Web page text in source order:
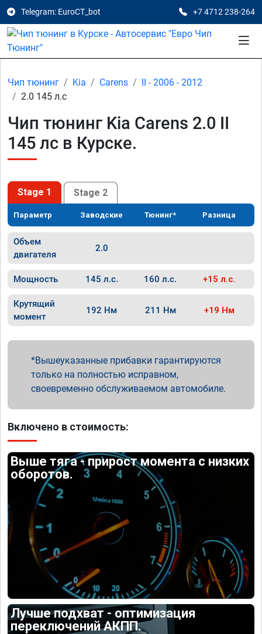
Telegram: EuroCT_bot +7 4712 238-264
Чип тюнинг Kia Carens
II - 2006 - 2012
2.0 145 л.с
Чип тюнинг Kia Carens 2.0 II
145 лс в Курске.
Stage 1 Stage 2
Параметр Заводские Тюнинг* Разница
Объем
двигателя
2.0
Мощность 145 л.с. 160 л.с. +15 л.с.
Крутящий
момент
192 Нм 211 Нм +19 Нм
Вышеуказанные прибавки гарантируются
только на полностью исправном,
своевременно обслуживаемом автомобиле.
Включено в стоимость:
Выше тяга - прирост момента с низких
оборотов.
Лучше подхват - оптимизация
переключений АКПП.